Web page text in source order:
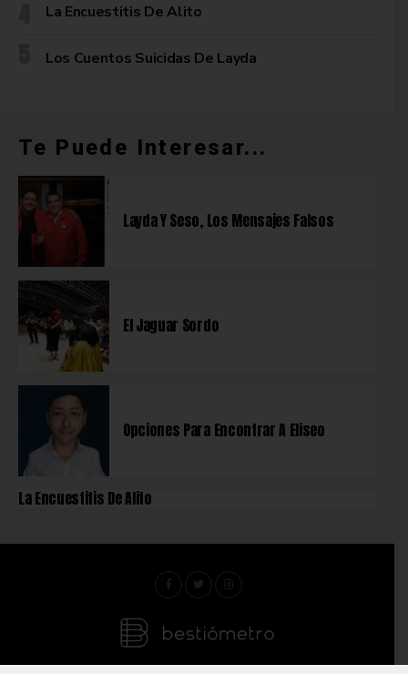
La Encuestitis De Alito
Los Cuentos Suicidas De Layda
Te Puede Interesar...
Layda Y Seso, Los Mensajes Falsos
El Jaguar Sordo
Opciones Para Encontrar A Eliseo
La Encuestitis De Alito